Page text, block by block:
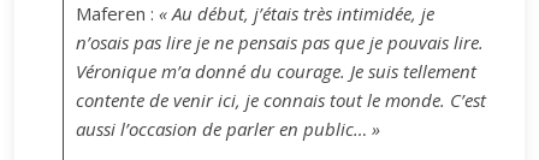
Maferen : « Au début, j’étais très intimidée, je
n’osais pas lire je ne pensais pas que je pouvais lire.
Véronique m’a donné du courage. Je suis tellement
contente de venir ici, je connais tout le monde. C’est
aussi l’occasion de parler en public… »